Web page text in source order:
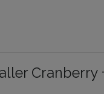
Cranberry